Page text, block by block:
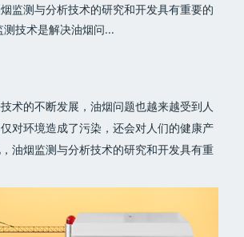
监测与分析技术的研究和开发具有重要的
技术是解决油烟问...
术的不断发展，油烟问题也越来越受到人
对环境造成了污染，还会对人们的健康产
油烟监测与分析技术的研究和开发具有重